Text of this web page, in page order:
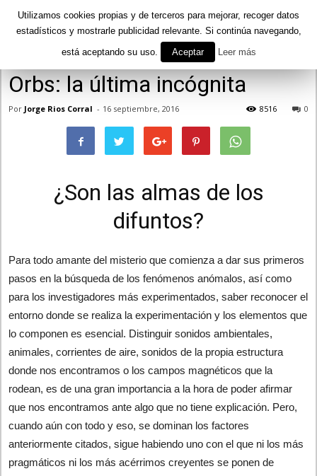
Misterios Parapsicología
Orbs: la última incógnita
Por Jorge Rios Corral - 16 septiembre, 2016 0
8516
¿Son las almas de los
difuntos?
Para todo amante del misterio que comienza a dar sus primeros
pasos en la búsqueda de los fenómenos anómalos, así como
para los investigadores más experimentados, saber reconocer el
entorno donde se realiza la experimentación y los elementos que
lo componen es esencial. Distinguir sonidos ambientales,
animales, corrientes de aire, sonidos de la propia estructura
donde nos encontramos o los campos magnéticos que la
rodean, es de una gran importancia a la hora de poder afirmar
que nos encontramos ante algo que no tiene explicación. Pero,
cuando aún con todo y eso, se dominan los factores
anteriormente citados, sigue habiendo uno con el que ni los más
pragmáticos ni los más acérrimos creyentes se ponen de
Utilizamos cookies propias y de terceros para mejorar, recoger datos
estadísticos y mostrarle publicidad relevante. Si continúa navegando,
está aceptando su uso.
Aceptar Leer más